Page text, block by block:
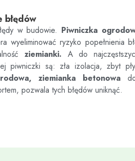
błędów
w budowie. Piwniczka
wyeliminować ryzyko popełnienia
ziemianki. A do
piwniczki są: zła izolacja, zbyt
ziemianka betonowa
pozwala tych błędów uniknąć.